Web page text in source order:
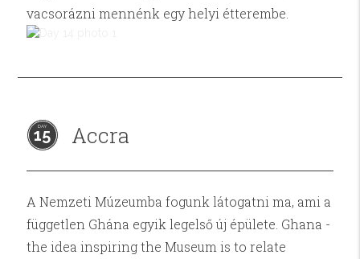
vacsorázni mennénk egy helyi étterembe.
15 Accra
A Nemzeti Múzeumba fogunk látogatni ma, ami a
független Ghána egyik legelső új épülete. Ghana -
the idea inspiring the Museum is to relate